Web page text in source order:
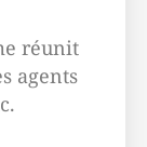
réunit
agents